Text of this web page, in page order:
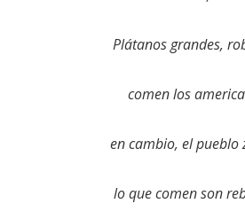
Plátanos grandes,
comen los
en cambio, el pueblo
lo que comen son